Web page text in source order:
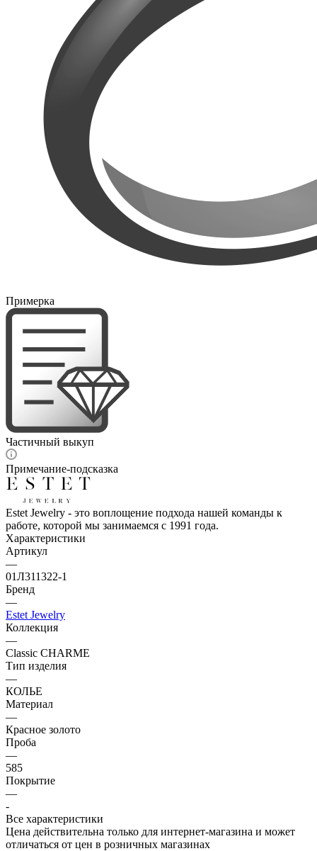
Примерка
Частичный выкуп
Примечание-подсказка
Estet Jewelry - это воплощение подхода нашей команды к
работе, которой мы занимаемся с 1991 года.
Характеристики
Артикул
—
01Л311322-1
Бренд
—
Estet Jewelry
Коллекция
—
Classic CHARME
Тип изделия
—
КОЛЬЕ
Материал
—
Красное золото
Проба
—
585
Покрытие
—
-
Все характеристики
Цена действительна только для интернет-магазина и может
отличаться от цен в розничных магазинах